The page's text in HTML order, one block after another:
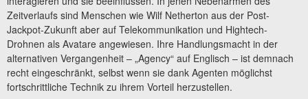
Zeitverlaufs sind Menschen wie Wilf Netherton aus der Post-
Jackpot-Zukunft aber auf Telekommunikation und Hightech-
Drohnen als Avatare angewiesen. Ihre Handlungsmacht in der
alternativen Vergangenheit – „Agency“ auf Englisch – ist demnach
recht eingeschränkt, selbst wenn sie dank Agenten möglichst
fortschrittliche Technik zu ihrem Vorteil herzustellen.